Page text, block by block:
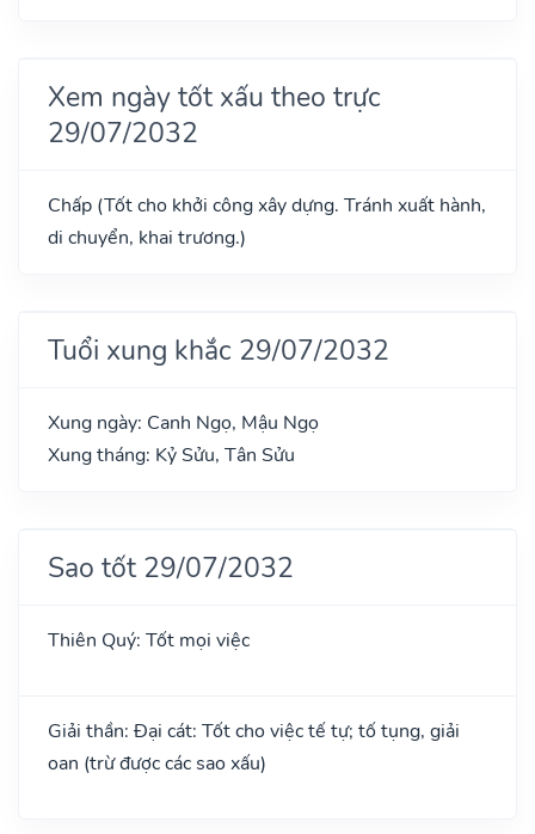
Xem ngày tốt xấu theo trực
29/07/2032
Chấp (Tốt cho khởi công xây dựng. Tránh xuất hành,
di chuyển, khai trương.)
Tuổi xung khắc 29/07/2032
Xung ngày: Canh Ngọ, Mậu Ngọ
Xung tháng: Kỷ Sửu, Tân Sửu
Sao tốt 29/07/2032
Thiên Quý: Tốt mọi việc
Giải thần: Đại cát: Tốt cho việc tế tự; tố tụng, giải
oan (trừ được các sao xấu)